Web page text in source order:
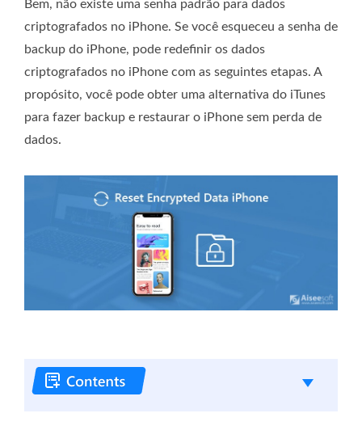
Bem, não existe uma senha padrão para dados
criptografados no iPhone. Se você esqueceu a senha de
backup do iPhone, pode redefinir os dados
criptografados no iPhone com as seguintes etapas. A
propósito, você pode obter uma alternativa do iTunes
para fazer backup e restaurar o iPhone sem perda de
dados.